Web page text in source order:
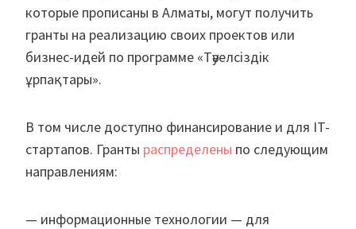
которые прописаны в Алматы, могут получить
гранты на реализацию своих проектов или
бизнес-идей по программе «Тәуелсіздік
ұрпақтары».
В том числе доступно финансирование и для IT-
стартапов. Гранты распределены по следующим
направлениям:
— информационные технологии — для